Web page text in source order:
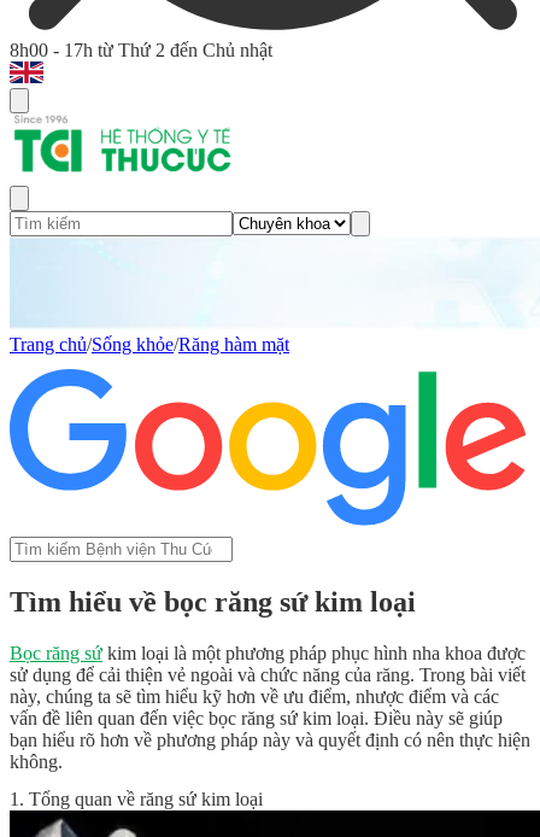
8h00 - 17h từ Thứ 2 đến Chủ nhật
Trang chủ/Sống khỏe/Răng hàm mặt
Tìm hiểu về bọc răng sứ kim loại
Bọc răng sứ kim loại là một phương pháp phục hình nha khoa được
sử dụng để cải thiện vẻ ngoài và chức năng của răng. Trong bài viết
này, chúng ta sẽ tìm hiểu kỹ hơn về ưu điểm, nhược điểm và các
vấn đề liên quan đến việc bọc răng sứ kim loại. Điều này sẽ giúp
bạn hiểu rõ hơn về phương pháp này và quyết định có nên thực hiện
không.
1. Tổng quan về răng sứ kim loại